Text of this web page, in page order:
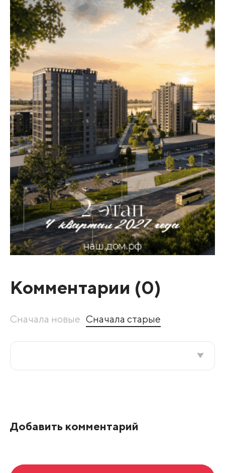
Комментарии (0)
Сначала новые Сначала старые
Добавить комментарий